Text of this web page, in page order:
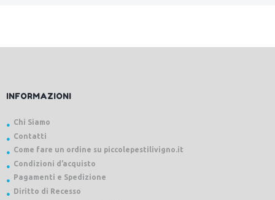
INFORMAZIONI
Chi Siamo
Contatti
Come fare un ordine su piccolepestilivigno.it
Condizioni d’acquisto
Pagamenti e Spedizione
Diritto di Recesso